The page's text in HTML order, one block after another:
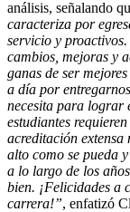
análisis, señalando
caracteriza por
servicio y
cambios, mejoras y
ganas de ser
a día por
necesita para lograr
estudiantes
acreditación
alto como se pueda
a lo largo de los
bien. ¡Felicidades a
carrera!”, enfatizó